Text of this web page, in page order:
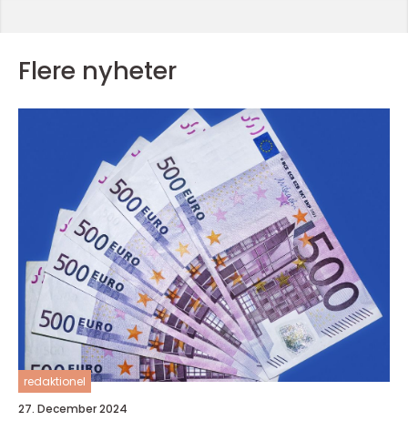
Flere nyheter
redaktionel
27. December 2024